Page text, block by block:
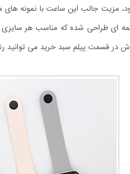
مزیت جالب این ساعت با نمونه
ای طراحی شده که مناسب هر
قسمت پیلم سبد خرید می توانید